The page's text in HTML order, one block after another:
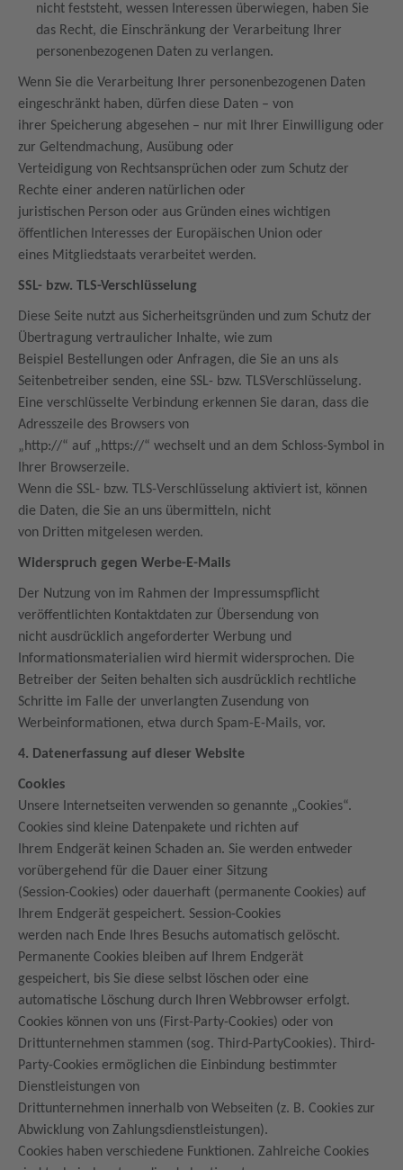
nicht feststeht, wessen Interessen überwiegen, haben Sie
das Recht, die Einschränkung der Verarbeitung Ihrer
personenbezogenen Daten zu verlangen.
Wenn Sie die Verarbeitung Ihrer personenbezogenen Daten
eingeschränkt haben, dürfen diese Daten – von
ihrer Speicherung abgesehen – nur mit Ihrer Einwilligung oder
zur Geltendmachung, Ausübung oder
Verteidigung von Rechtsansprüchen oder zum Schutz der
Rechte einer anderen natürlichen oder
juristischen Person oder aus Gründen eines wichtigen
öffentlichen Interesses der Europäischen Union oder
eines Mitgliedstaats verarbeitet werden.
SSL- bzw. TLS-Verschlüsselung
Diese Seite nutzt aus Sicherheitsgründen und zum Schutz der
Übertragung vertraulicher Inhalte, wie zum
Beispiel Bestellungen oder Anfragen, die Sie an uns als
Seitenbetreiber senden, eine SSL- bzw. TLSVerschlüsselung.
Eine verschlüsselte Verbindung erkennen Sie daran, dass die
Adresszeile des Browsers von
„http://“ auf „https://“ wechselt und an dem Schloss-Symbol in
Ihrer Browserzeile.
Wenn die SSL- bzw. TLS-Verschlüsselung aktiviert ist, können
die Daten, die Sie an uns übermitteln, nicht
von Dritten mitgelesen werden.
Widerspruch gegen Werbe-E-Mails
Der Nutzung von im Rahmen der Impressumspflicht
veröffentlichten Kontaktdaten zur Übersendung von
nicht ausdrücklich angeforderter Werbung und
Informationsmaterialien wird hiermit widersprochen. Die
Betreiber der Seiten behalten sich ausdrücklich rechtliche
Schritte im Falle der unverlangten Zusendung von
Werbeinformationen, etwa durch Spam-E-Mails, vor.
4. Datenerfassung auf dieser Website
Cookies
Unsere Internetseiten verwenden so genannte „Cookies“.
Cookies sind kleine Datenpakete und richten auf
Ihrem Endgerät keinen Schaden an. Sie werden entweder
vorübergehend für die Dauer einer Sitzung
(Session-Cookies) oder dauerhaft (permanente Cookies) auf
Ihrem Endgerät gespeichert. Session-Cookies
werden nach Ende Ihres Besuchs automatisch gelöscht.
Permanente Cookies bleiben auf Ihrem Endgerät
gespeichert, bis Sie diese selbst löschen oder eine
automatische Löschung durch Ihren Webbrowser erfolgt.
Cookies können von uns (First-Party-Cookies) oder von
Drittunternehmen stammen (sog. Third-PartyCookies). Third-
Party-Cookies ermöglichen die Einbindung bestimmter
Dienstleistungen von
Drittunternehmen innerhalb von Webseiten (z. B. Cookies zur
Abwicklung von Zahlungsdienstleistungen).
Cookies haben verschiedene Funktionen. Zahlreiche Cookies